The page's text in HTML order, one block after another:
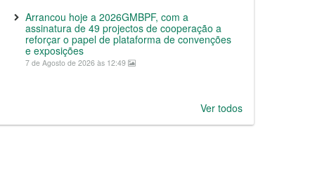
Arrancou hoje a 2026GMBPF, com a
assinatura de 49 projectos de cooperação a
reforçar o papel de plataforma de convenções
e exposições
7 de Agosto de 2026 às 12:49
Ver todos